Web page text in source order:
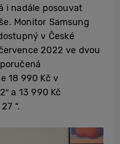
i nadále posouvat
Monitor Samsung
v České
2022 ve dvou
18 990 Kč v
a 13 990 Kč
“.